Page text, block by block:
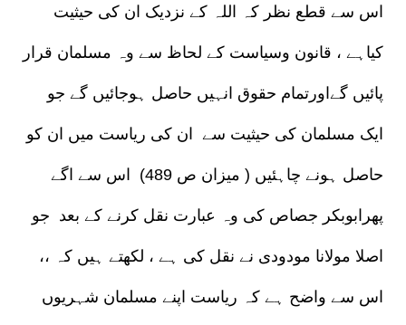
اس سے قطع نظر کہ اللہ کے نزدیک ان کی حیثیت
کیاہے ، قانون وسیاست کے لحاظ سے وہ مسلمان قرار
پائیں گےاورتمام حقوق انہیں حاصل ہوجائیں گے جو
ایک مسلمان کی حیثیت سے ان کی ریاست میں ان کو
حاصل ہونے چاہئیں ( میزان ص 489) اس سے اگے
پھرابوبکر جصاص کی وہ عبارت نقل کرنے کے بعد جو
اصلا مولانا مودودی نے نقل کی ہے ، لکھتے ہیں کہ ،،
اس سے واضح ہے کہ ریاست اپنے مسلمان شہریوں